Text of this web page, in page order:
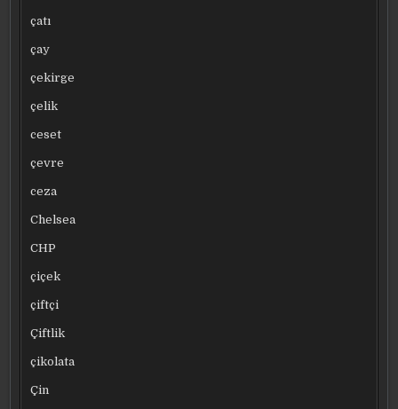
çatı
çay
çekirge
çelik
ceset
çevre
ceza
Chelsea
CHP
çiçek
çiftçi
Çiftlik
çikolata
Çin